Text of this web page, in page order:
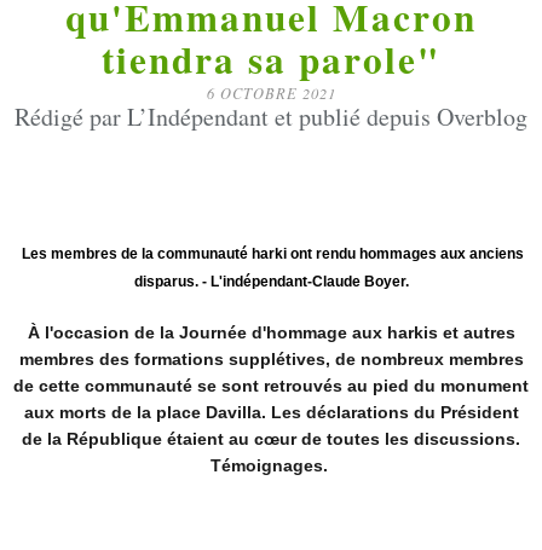
qu'Emmanuel Macron
tiendra sa parole"
6 OCTOBRE 2021
Rédigé par L’Indépendant et publié depuis Overblog
Les membres de la communauté harki ont rendu hommages aux anciens
disparus. - L'indépendant-Claude Boyer.
À l'occasion de la Journée d'hommage aux harkis et autres
membres des formations supplétives, de nombreux membres
de cette communauté se sont retrouvés au pied du monument
aux morts de la place Davilla. Les déclarations du Président
de la République étaient au cœur de toutes les discussions.
Témoignages.